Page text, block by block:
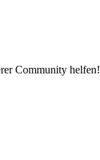
Community helfen!